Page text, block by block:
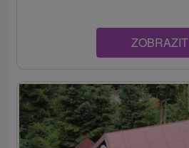
ZOBRAZIT